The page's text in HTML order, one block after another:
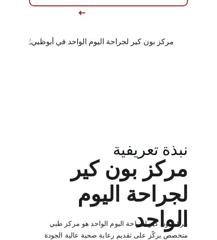
مركز بون كير لجراحة اليوم الواحد هو مركز طبي
متخصص يركّز على تقديم رعاية صحية عالية الجودة
مركز بون كير
لجراحة اليوم
الواحد
نبذة تعريفية